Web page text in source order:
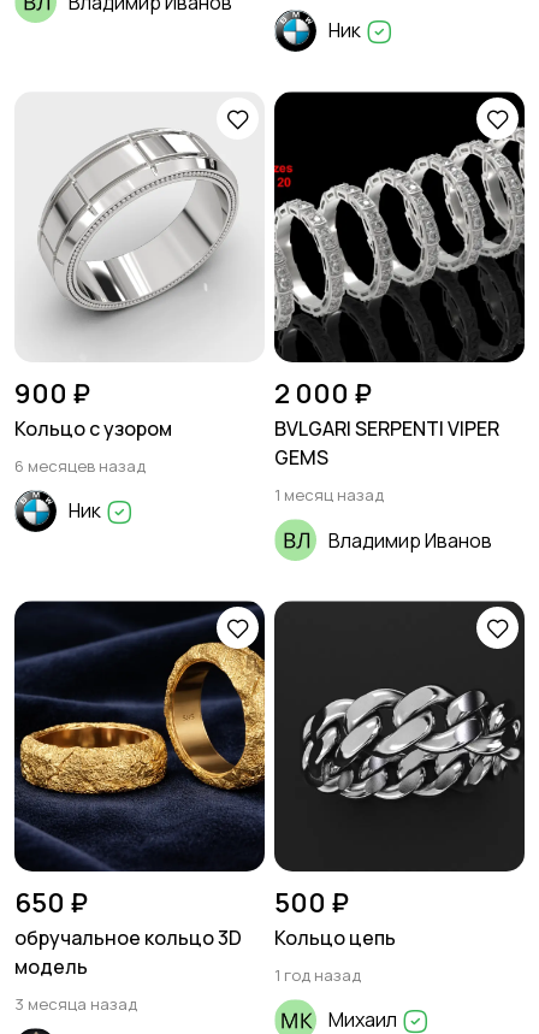
Ник
900 ₽
Кольцо с узором
6 месяцев назад
Ник
2 000 ₽
BVLGARI SERPENTI VIPER
GEMS
1 месяц назад
Владимир Иванов
650 ₽
обручальное кольцо 3D
модель
3 месяца назад
500 ₽
Кольцо цепь
1 год назад
Михаил